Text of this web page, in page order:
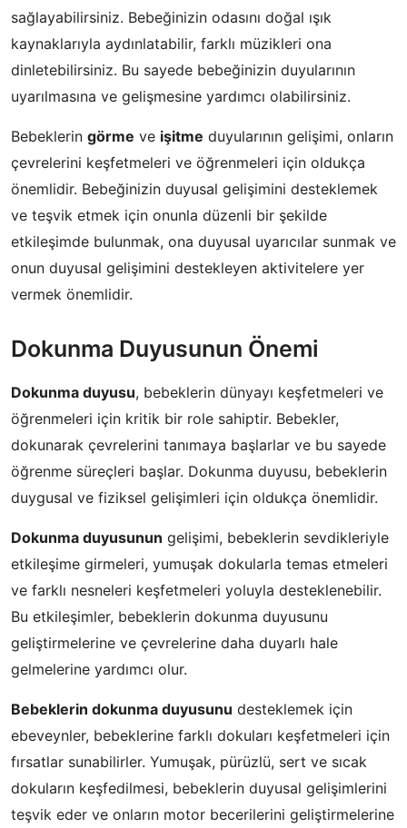
sağlayabilirsiniz. Bebeğinizin odasını doğal ışık
kaynaklarıyla aydınlatabilir, farklı müzikleri ona
dinletebilirsiniz. Bu sayede bebeğinizin duyularının
uyarılmasına ve gelişmesine yardımcı olabilirsiniz.
Bebeklerin görme ve işitme duyularının gelişimi, onların
çevrelerini keşfetmeleri ve öğrenmeleri için oldukça
önemlidir. Bebeğinizin duyusal gelişimini desteklemek
ve teşvik etmek için onunla düzenli bir şekilde
etkileşimde bulunmak, ona duyusal uyarıcılar sunmak ve
onun duyusal gelişimini destekleyen aktivitelere yer
vermek önemlidir.
Dokunma Duyusunun Önemi
Dokunma duyusu, bebeklerin dünyayı keşfetmeleri ve
öğrenmeleri için kritik bir role sahiptir. Bebekler,
dokunarak çevrelerini tanımaya başlarlar ve bu sayede
öğrenme süreçleri başlar. Dokunma duyusu, bebeklerin
duygusal ve fiziksel gelişimleri için oldukça önemlidir.
Dokunma duyusunun gelişimi, bebeklerin sevdikleriyle
etkileşime girmeleri, yumuşak dokularla temas etmeleri
ve farklı nesneleri keşfetmeleri yoluyla desteklenebilir.
Bu etkileşimler, bebeklerin dokunma duyusunu
geliştirmelerine ve çevrelerine daha duyarlı hale
gelmelerine yardımcı olur.
Bebeklerin dokunma duyusunu desteklemek için
ebeveynler, bebeklerine farklı dokuları keşfetmeleri için
fırsatlar sunabilirler. Yumuşak, pürüzlü, sert ve sıcak
dokuların keşfedilmesi, bebeklerin duyusal gelişimlerini
teşvik eder ve onların motor becerilerini geliştirmelerine